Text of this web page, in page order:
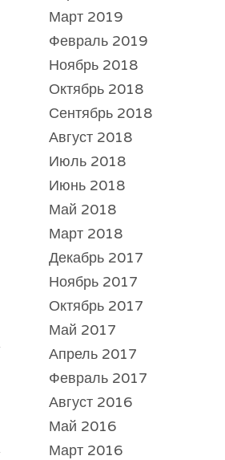
Март 2019
Февраль 2019
Ноябрь 2018
Октябрь 2018
Сентябрь 2018
Август 2018
Июль 2018
Июнь 2018
Май 2018
Март 2018
Декабрь 2017
Ноябрь 2017
Октябрь 2017
Май 2017
Апрель 2017
Февраль 2017
Август 2016
Май 2016
Март 2016